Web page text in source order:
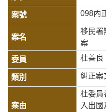
098內
移民署
案
杜善良
糾正案
杜委員
入出